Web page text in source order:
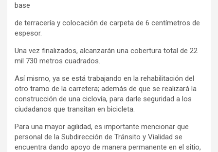
base
de terracería y colocación de carpeta de 6 centímetros de
espesor.
Una vez finalizados, alcanzarán una cobertura total de 22
mil 730 metros cuadrados.
Así mismo, ya se está trabajando en la rehabilitación del
otro tramo de la carretera; además de que se realizará la
construcción de una ciclovía, para darle seguridad a los
ciudadanos que transitan en bicicleta.
Para una mayor agilidad, es importante mencionar que
personal de la Subdirección de Tránsito y Vialidad se
encuentra dando apoyo de manera permanente en el sitio,